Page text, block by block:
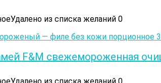
Удалено из списка желаний 0
F&M свежемороженная